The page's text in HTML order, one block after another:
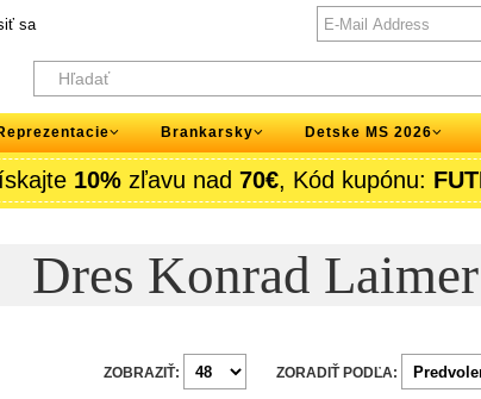
sa
Brankarsky Detske MS 2026
10% zľavu nad 70€, Kód kupónu:
Dres Konrad Laimer
ZORADIŤ PODĽA:
ZOBRAZIŤ: